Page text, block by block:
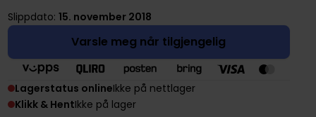
Slippdato: 15. november 2018
Varsle meg når tilgjengelig
Lagerstatus onlineIkke på nettlager
Klikk & HentIkke på lager